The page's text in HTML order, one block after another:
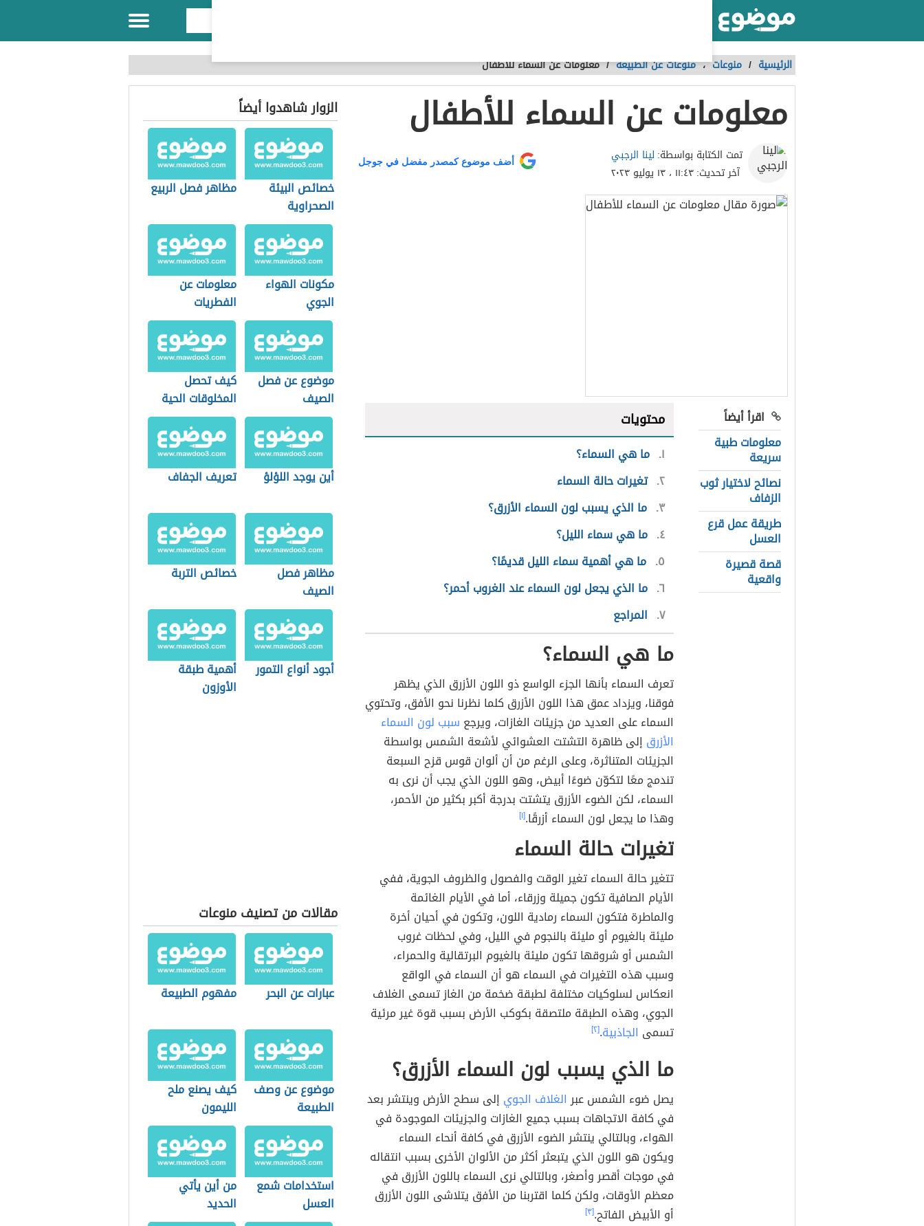
الرئيسية / منوعات ،منوعات عن الطبيعة /معلومات عن السماء للأطفال
معلومات عن السماء للأطفال
تمت الكتابة بواسطة: لينا الرجبي
آخر تحديث:١١:٤٣ ، ١٣ يوليو ٢٠٢٣
أضف موضوع كمصدر مفضل في جوجل
اقرأ أيضاً
معلومات طبية
سريعة
نصائح لاختيار ثوب
الزفاف
طريقة عمل قرع
العسل
قصة قصيرة
واقعية
محتويات
١ ما هي السماء؟
٢ تغيرات حالة السماء
٣ ما الذي يسبب لون السماء الأزرق؟
٤ ما هي سماء الليل؟
٥ ما هي أهمية سماء الليل قديمًا؟
٦ ما الذي يجعل لون السماء عند الغروب أحمر؟
٧ المراجع
ما هي السماء؟
تعرف السماء بأنها الجزء الواسع ذو اللون الأزرق الذي يظهر
فوقنا، ويزداد عمق هذا اللون الأزرق كلما نظرنا نحو الأفق، وتحتوي
السماء على العديد من جزيئات الغازات، ويرجع سبب لون السماء
الأزرق إلى ظاهرة التشتت العشوائي لأشعة الشمس بواسطة
الجزيئات المتناثرة، وعلى الرغم من أن ألوان قوس قزح السبعة
تندمج معًا لتكوّن ضوءًا أبيض، وهو اللون الذي يجب أن نرى به
السماء، لكن الضوء الأزرق يتشتت بدرجة أكبر بكثير من الأحمر،
وهذا ما يجعل لون السماء أزرقًا.[١]
تغيرات حالة السماء
تتغير حالة السماء تغير الوقت والفصول والظروف الجوية، ففي
الأيام الصافية تكون جميلة وزرقاء، أما في الأيام الغائمة
والماطرة فتكون السماء رمادية اللون، وتكون في أحيان أخرة
مليئة بالغيوم أو مليئة بالنجوم في الليل، وفي لحظات غروب
الشمس أو شروقها تكون مليئة بالغيوم البرتقالية والحمراء،
وسبب هذه التغيرات في السماء هو أن السماء في الواقع
انعكاس لسلوكيات مختلفة لطبقة ضخمة من الغاز تسمى الغلاف
الجوي، وهذه الطبقة ملتصقة بكوكب الأرض بسبب قوة غير مرئية
تسمى الجاذبية.[٢]
ما الذي يسبب لون السماء الأزرق؟
يصل ضوء الشمس عبرالغلاف الجوي إلى سطح الأرض وينتشر بعد
في كافة الاتجاهات بسبب جميع الغازات والجزيئات الموجودة في
الهواء، وبالتالي ينتشر الضوء الأزرق في كافة أنحاء السماء
ويكون هو اللون الذي يتبعثر أكثر من الألوان الأخرى بسبب انتقاله
في موجات أقصر وأصغر، وبالتالي نرى السماء باللون الأزرق في
معظم الأوقات، ولكن كلما اقتربنا من الأفق يتلاشى اللون الأزرق
أو الأبيض الفاتح.[٣]
الزوار شاهدوا أيضاً
خصائص البيئة
الصحراوية
مظاهر فصل الربيع
مكونات الهواء
الجوي
معلومات عن
الفطريات
موضوع عن فصل
الصيف
كيف تحصل
المخلوقات الحية
على الطاقة
أين يوجد اللؤلؤ تعريف الجفاف
مظاهر فصل
الصيف
خصائص التربة
أجود أنواع التمور
أهمية طبقة
الأوزون
مقالات من تصنيف منوعات
عبارات عن البحر مفهوم الطبيعة
موضوع عن وصف
الطبيعة
كيف يصنع ملح
الليمون
استخدامات شمع
العسل
من أين يأتي
الحديد